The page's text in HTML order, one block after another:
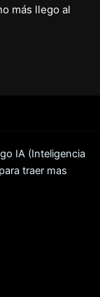
más llego al
IA (Inteligencia
para traer mas